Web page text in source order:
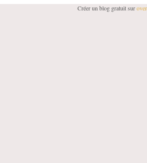
Créer un blog gratuit sur